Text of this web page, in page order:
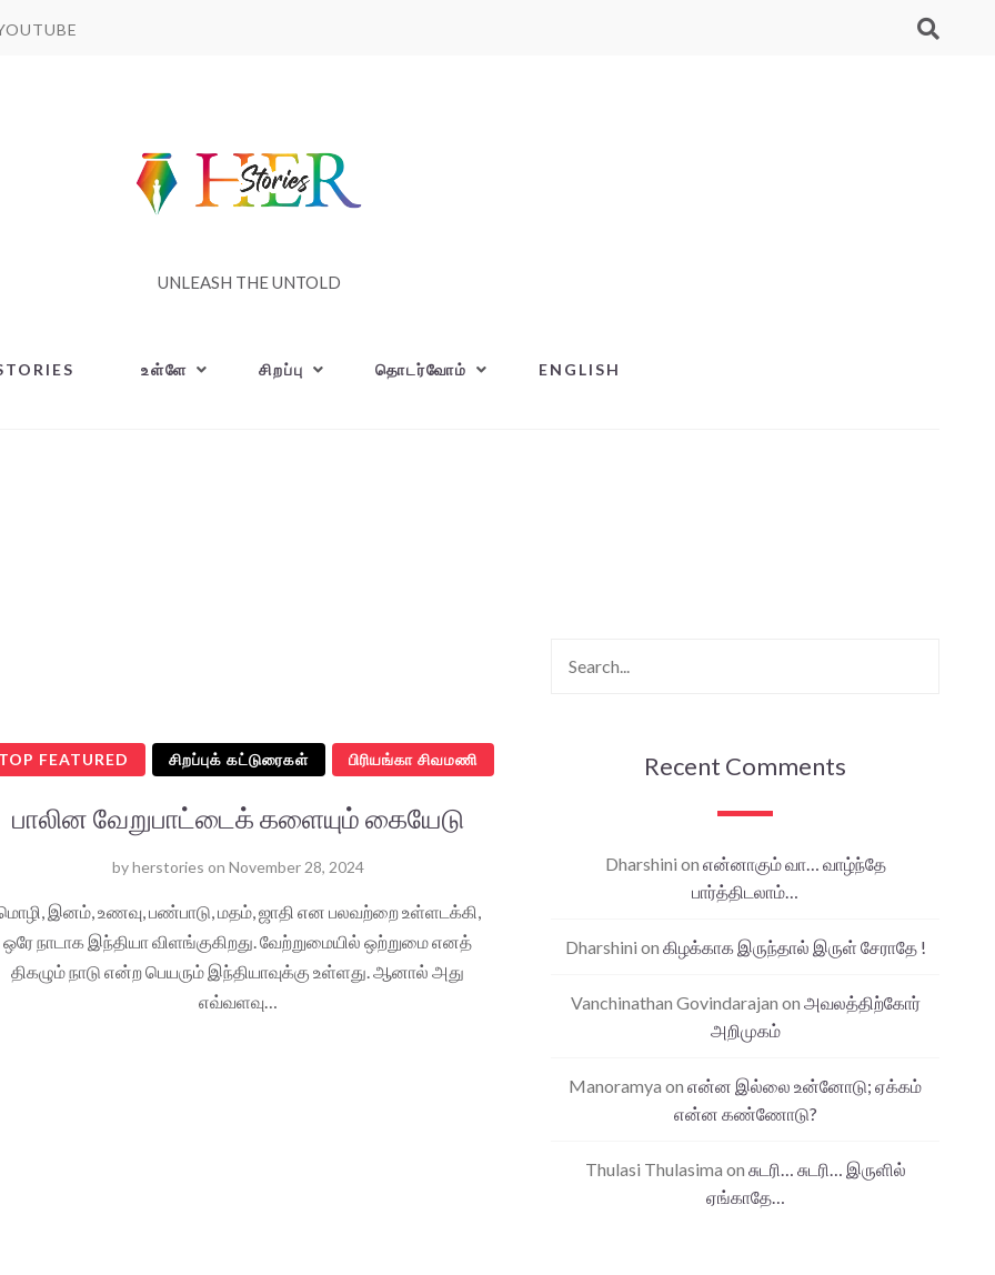
UNLEASH THE UNTOLD
உள்ளே சிறப்பு தொடர்வோம் ENGLISH
FEATURED சிறப்புக் கட்டுரைகள் பிரியங்கா சிவமணி
பாலின வேறுபாட்டைக் களையும் கையேடு
byherstories on November 28, 2024
இனம், உணவு, பண்பாடு, மதம், ஜாதி என பலவற்றை உள்ளடக்கி,
ஒரே நாடாக இந்தியா விளங்குகிறது. வேற்றுமையில் ஒற்றுமை எனத்
திகழும் நாடு என்ற பெயரும் இந்தியாவுக்கு உள்ளது. ஆனால் அது
எவ்வளவு…
Recent Comments
Dharshini on என்னாகும் வா… வாழ்ந்தே
பார்த்திடலாம்…
Dharshini on கிழக்காக இருந்தால் இருள் சேராதே !
Vanchinathan Govindarajan on அவலத்திற்கோர்
அறிமுகம்
Manoramya on என்ன இல்லை உன்னோடு; ஏக்கம்
என்ன கண்ணோடு?
Thulasi Thulasima on சுடரி… சுடரி… இருளில்
ஏங்காதே…